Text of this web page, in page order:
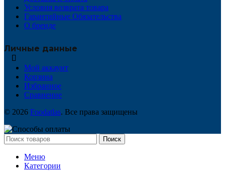
Условия возврата товара
Гарантийные Обязательства
О бренде
Личные данные
Мой аккаунт
Корзина
Избранное
Сравнение
© 2026 Foodatlas. Все права защищены
Поиск
Меню
Категории